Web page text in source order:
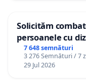
Solicităm
persoanele cu
7 648 semnături
3 276 Semnături / 7
29 Jul 2026